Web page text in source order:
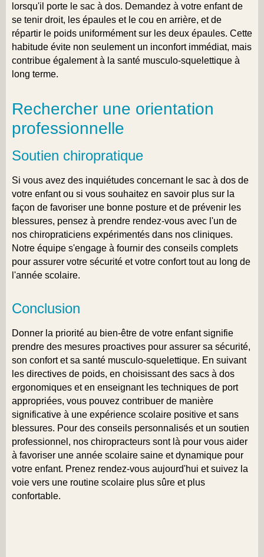
lorsqu'il porte le sac à dos. Demandez à votre enfant de
se tenir droit, les épaules et le cou en arrière, et de
répartir le poids uniformément sur les deux épaules. Cette
habitude évite non seulement un inconfort immédiat, mais
contribue également à la santé musculo-squelettique à
long terme.
Rechercher une orientation
professionnelle
Soutien chiropratique
Si vous avez des inquiétudes concernant le sac à dos de
votre enfant ou si vous souhaitez en savoir plus sur la
façon de favoriser une bonne posture et de prévenir les
blessures, pensez à prendre rendez-vous avec l'un de
nos chiropraticiens expérimentés dans nos cliniques.
Notre équipe s'engage à fournir des conseils complets
pour assurer votre sécurité et votre confort tout au long de
l'année scolaire.
Conclusion
Donner la priorité au bien-être de votre enfant signifie
prendre des mesures proactives pour assurer sa sécurité,
son confort et sa santé musculo-squelettique. En suivant
les directives de poids, en choisissant des sacs à dos
ergonomiques et en enseignant les techniques de port
appropriées, vous pouvez contribuer de manière
significative à une expérience scolaire positive et sans
blessures. Pour des conseils personnalisés et un soutien
professionnel, nos chiropracteurs sont là pour vous aider
à favoriser une année scolaire saine et dynamique pour
votre enfant. Prenez rendez-vous aujourd'hui et suivez la
voie vers une routine scolaire plus sûre et plus
confortable.